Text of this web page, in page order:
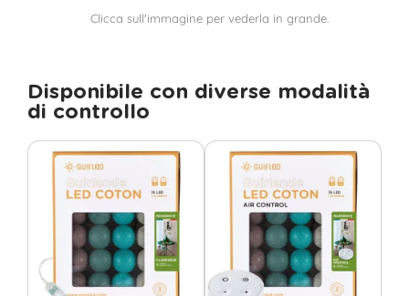
Clicca sull'immagine per vederla in grande.
Disponibile con diverse modalità
di controllo